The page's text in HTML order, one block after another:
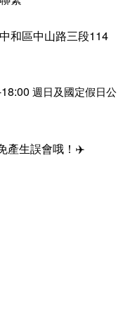
和區中山路三段114
週日及國定假日公
產生誤會哦！✈️